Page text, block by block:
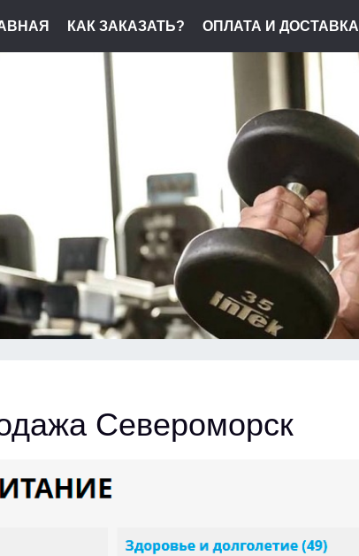
КАК ЗАКАЗАТЬ? ОПЛАТА И ДОСТАВКА
Североморск